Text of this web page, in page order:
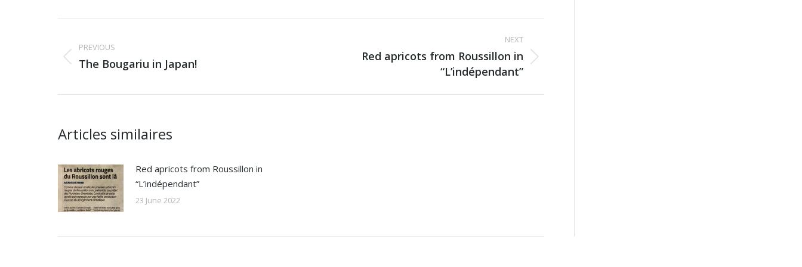
Facebook
X
PinterestLinkedInWhatsApp
navigation
PREVIOUS
Previous
The Bougariu in Japan!
NEXT
Red apricots from Roussillon in
“L’indépendant”
Articles similaires
Red apricots from Roussillon in
“L’indépendant”
23 June 2022